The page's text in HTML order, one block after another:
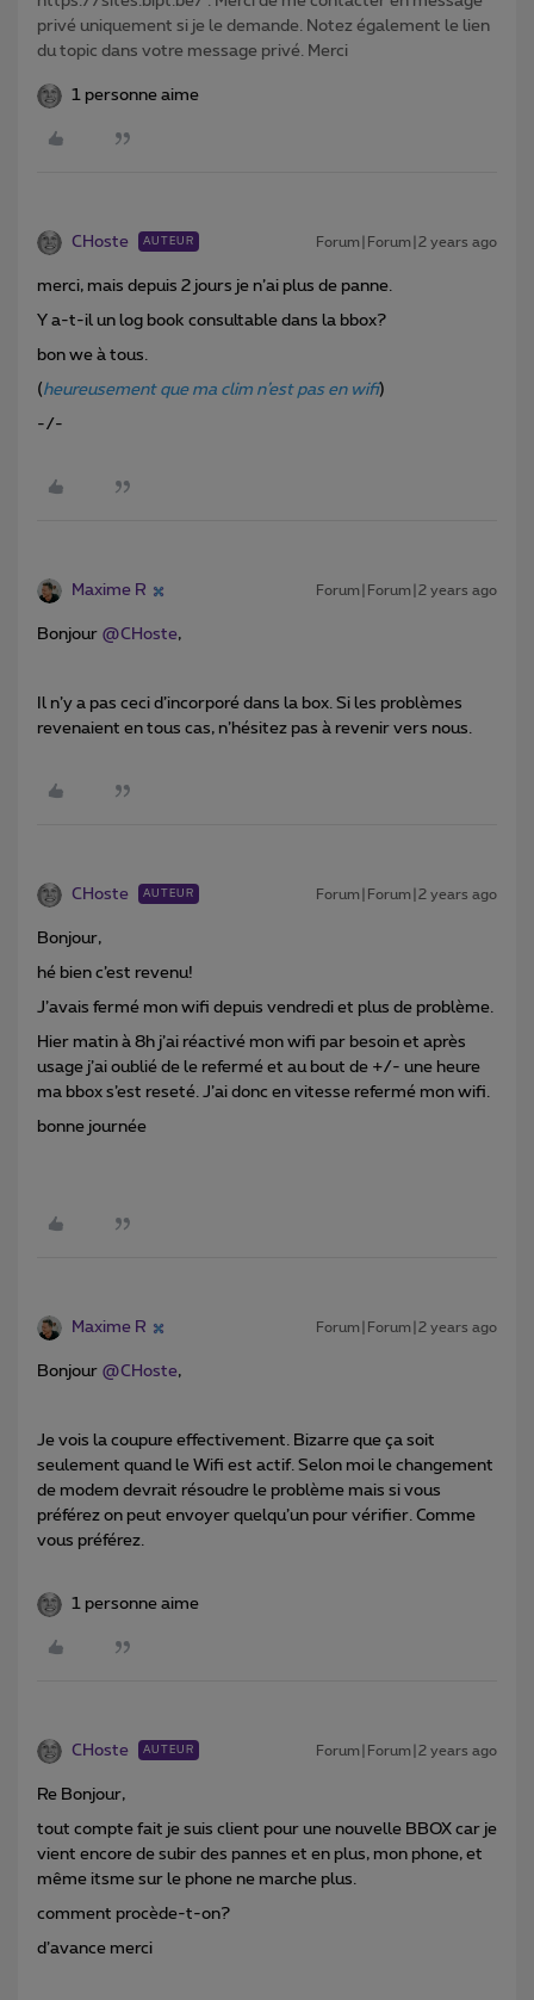
privé uniquement si je le demande. Notez également le lien
du topic dans votre message privé. Merci
1 personne aime
CHoste AUTEUR Forum|Forum|2 years ago
merci, mais depuis 2 jours je n’ai plus de panne.
Y a-t-il un log book consultable dans la bbox?
bon we à tous.
(heureusement que ma clim n’est pas en wifi)
-/-
Maxime R Forum|Forum|2 years ago
Bonjour @CHoste,
Il n’y a pas ceci d’incorporé dans la box. Si les problèmes
revenaient en tous cas, n’hésitez pas à revenir vers nous.
CHoste AUTEUR Forum|Forum|2 years ago
Bonjour,
hé bien c’est revenu!
J’avais fermé mon wifi depuis vendredi et plus de problème.
Hier matin à 8h j’ai réactivé mon wifi par besoin et après
usage j’ai oublié de le refermé et au bout de +/- une heure
ma bbox s’est reseté. J’ai donc en vitesse refermé mon wifi.
bonne journée
Maxime R Forum|Forum|2 years ago
Bonjour @CHoste,
Je vois la coupure effectivement. Bizarre que ça soit
seulement quand le Wifi est actif. Selon moi le changement
de modem devrait résoudre le problème mais si vous
préférez on peut envoyer quelqu’un pour vérifier. Comme
vous préférez.
1 personne aime
CHoste AUTEUR Forum|Forum|2 years ago
Re Bonjour,
tout compte fait je suis client pour une nouvelle BBOX car je
vient encore de subir des pannes et en plus, mon phone, et
même itsme sur le phone ne marche plus.
comment procède-t-on?
d’avance merci